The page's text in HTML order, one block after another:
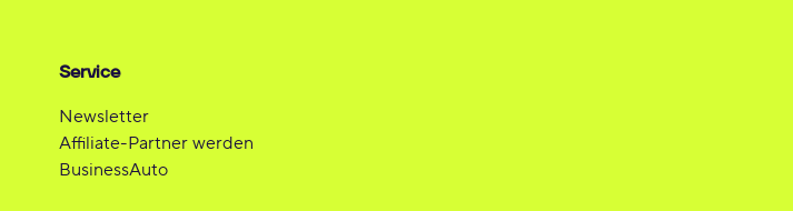
Service
Newsletter
Affiliate-Partner werden
BusinessAuto